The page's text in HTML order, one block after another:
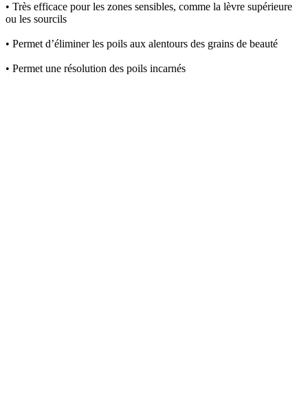
• Très efficace pour les zones sensibles, comme la lèvre supérieure
ou les sourcils
• Permet d’éliminer les poils aux alentours des grains de beauté
• Permet une résolution des poils incarnés